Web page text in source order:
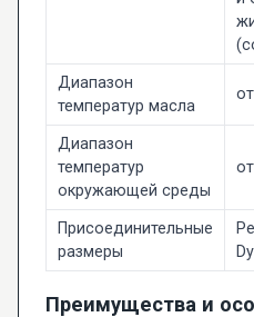
Диапазон
температур масла
Диапазон
температур
окружающей среды
Присоединительные
размеры
Преимущества и